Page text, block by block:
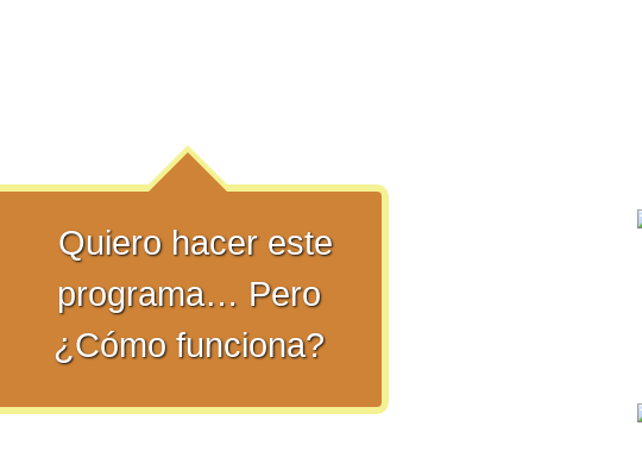
Quiero hacer este
programa… Pero
¿Cómo funciona?